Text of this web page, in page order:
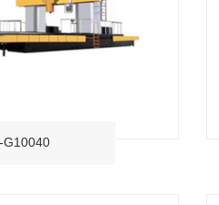
G10040